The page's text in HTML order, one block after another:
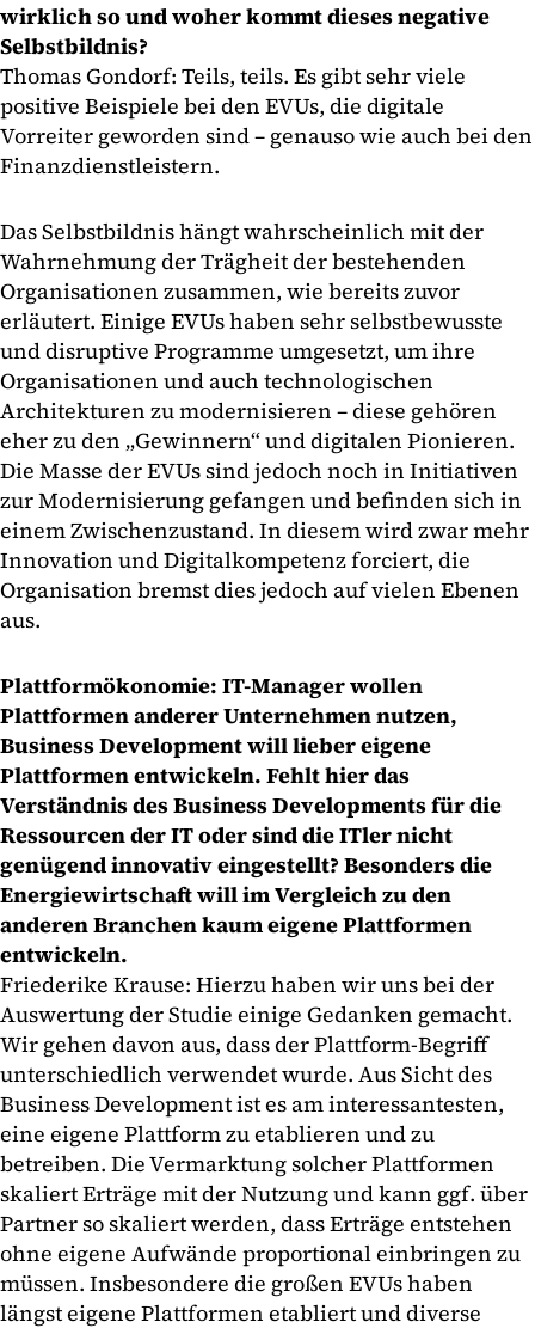
wirklich so und woher kommt dieses negative
Selbstbildnis?
Thomas Gondorf: Teils, teils. Es gibt sehr viele
positive Beispiele bei den EVUs, die digitale
Vorreiter geworden sind – genauso wie auch bei den
Finanzdienstleistern.
Das Selbstbildnis hängt wahrscheinlich mit der
Wahrnehmung der Trägheit der bestehenden
Organisationen zusammen, wie bereits zuvor
erläutert. Einige EVUs haben sehr selbstbewusste
und disruptive Programme umgesetzt, um ihre
Organisationen und auch technologischen
Architekturen zu modernisieren – diese gehören
eher zu den „Gewinnern“ und digitalen Pionieren.
Die Masse der EVUs sind jedoch noch in Initiativen
zur Modernisierung gefangen und befinden sich in
einem Zwischenzustand. In diesem wird zwar mehr
Innovation und Digitalkompetenz forciert, die
Organisation bremst dies jedoch auf vielen Ebenen
aus.
Plattformökonomie: IT-Manager wollen
Plattformen anderer Unternehmen nutzen,
Business Development will lieber eigene
Plattformen entwickeln. Fehlt hier das
Verständnis des Business Developments für die
Ressourcen der IT oder sind die ITler nicht
genügend innovativ eingestellt? Besonders die
Energiewirtschaft will im Vergleich zu den
anderen Branchen kaum eigene Plattformen
entwickeln.
Friederike Krause: Hierzu haben wir uns bei der
Auswertung der Studie einige Gedanken gemacht.
Wir gehen davon aus, dass der Plattform-Begriff
unterschiedlich verwendet wurde. Aus Sicht des
Business Development ist es am interessantesten,
eine eigene Plattform zu etablieren und zu
betreiben. Die Vermarktung solcher Plattformen
skaliert Erträge mit der Nutzung und kann ggf. über
Partner so skaliert werden, dass Erträge entstehen
ohne eigene Aufwände proportional einbringen zu
müssen. Insbesondere die großen EVUs haben
längst eigene Plattformen etabliert und diverse